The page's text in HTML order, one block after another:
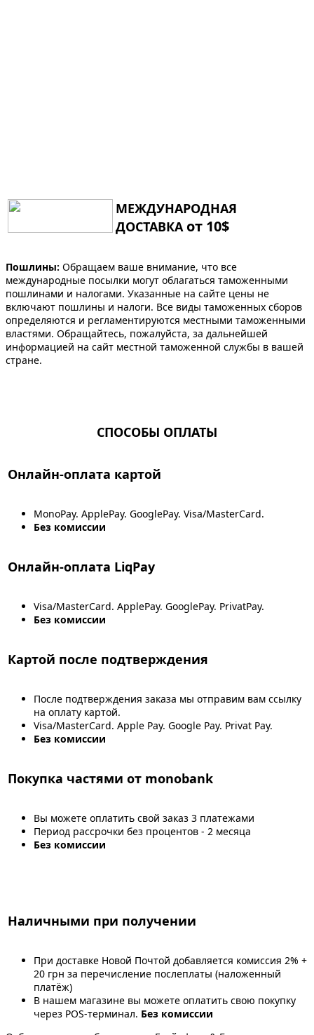
МЕЖДУНАРОДНАЯ
ДОСТАВКА от 10$
Пошлины: Обращаем ваше внимание, что все
международные посылки могут облагаться таможенными
пошлинами и налогами. Указанные на сайте цены не
включают пошлины и налоги. Все виды таможенных сборов
определяются и регламентируются местными таможенными
властями. Обращайтесь, пожалуйста, за дальнейшей
информацией на сайт местной таможенной службы в вашей
стране.
СПОСОБЫ ОПЛАТЫ
Онлайн-оплата картой
MonoPay. ApplePay. GooglePay. Visa/MasterCard.
Без комиссии
Онлайн-оплата LiqPay
Visa/MasterCard. ApplePay. GooglePay. PrivatPay.
Без комиссии
Картой после подтверждения
После подтверждения заказа мы отправим вам ссылку
на оплату картой.
Visa/MasterCard. Apple Pay. Google Pay. Privat Pay.
Без комиссии
Покупка частями от monobank
Вы можете оплатить свой заказ 3 платежами
Период рассрочки без процентов - 2 месяца
Без комиссии
Наличными при получении
При доставке Новой Почтой добавляется комиссия 2% +
20 грн за перечисление послеплаты (наложенный
платёж)
В нашем магазине вы можете оплатить свою покупку
через POS-терминал. Без комиссии